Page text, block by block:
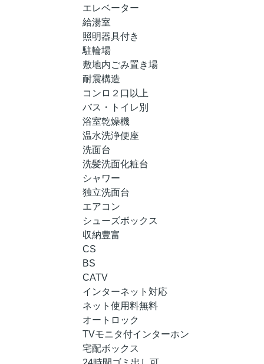
エレベーター
給湯室
照明器具付き
駐輪場
敷地内ごみ置き場
耐震構造
コンロ２口以上
バス・トイレ別
浴室乾燥機
温水洗浄便座
洗面台
洗髪洗面化粧台
シャワー
独立洗面台
エアコン
シューズボックス
収納豊富
CS
BS
CATV
インターネット対応
ネット使用料無料
オートロック
TVモニタ付インターホン
宅配ボックス